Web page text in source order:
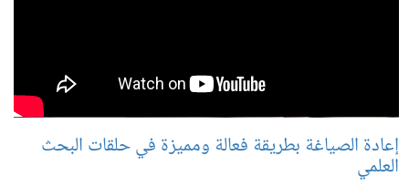
إعادة الصياغة بطريقة فعالة ومميزة في حلقات البحث
العلمي